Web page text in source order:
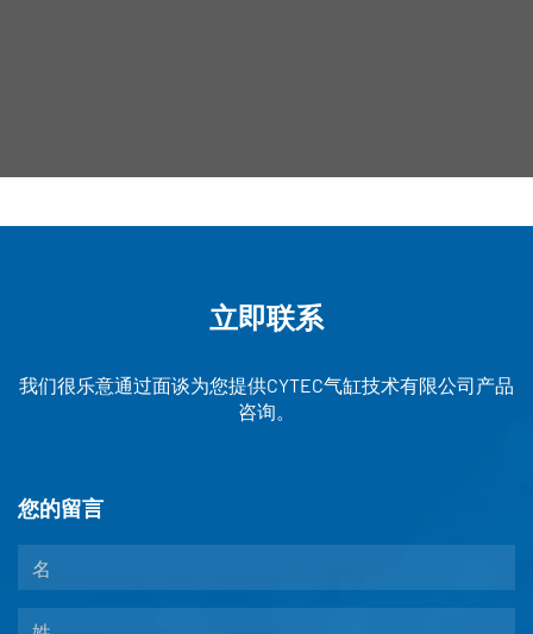
立即联系
我们很乐意通过面谈为您提供CYTEC气缸技术有限公司产品
咨询。
您的留言